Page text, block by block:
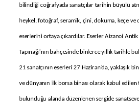
bilindiği coğrafyada sanatçılar tarihin büyülü
heykel, fotoğraf, seramik, çini, dokuma, keçe ve
eserlerini ortaya çıkardılar. EserlerAizanoi Antik
Tapınağı’nın bahçesinde binlerce yıllık tarihle
21 sanatçının eserleri 27 Haziran’da, yaklaşık
ve dünyanın ilk borsa binası olarak kabul edilen
bulunduğu alanda düzenlenen sergide